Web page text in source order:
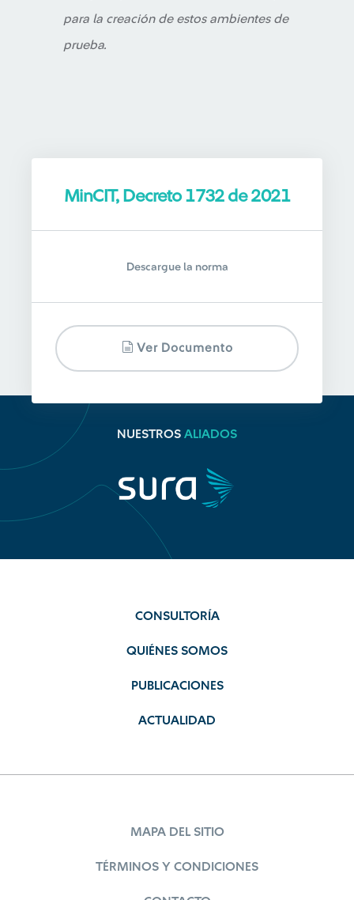
para la creación de estos ambientes de
prueba.
MinCIT, Decreto 1732 de 2021
Descargue la norma
Ver Documento
NUESTROS ALIADOS
CONSULTORÍA
QUIÉNES SOMOS
PUBLICACIONES
ACTUALIDAD
MAPA DEL SITIO
TÉRMINOS Y CONDICIONES